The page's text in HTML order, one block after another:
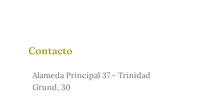
Contacto
Alameda Principal 37 - Trinidad
Grund, 30